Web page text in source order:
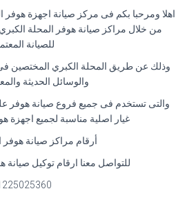
اهلا ومرحبا بكم فى مركز صيانة اجهزة هوفر
من خلال مراكز صيانة هوفر المحلة
للصيانة
وذلك عن طريق المحلة الكبري المختصين
والوسائل الحديثة
والتى تستخدم فى جميع فروع صيانة هوفر
غيار اصلية مناسبة لجميع اجهزة
أرقام مراكز صيانة هوفر
للتواصل معنا ارقام توكيل